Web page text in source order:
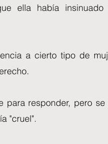
ella había
a cierto tipo de
para responder, pero
"cruel".